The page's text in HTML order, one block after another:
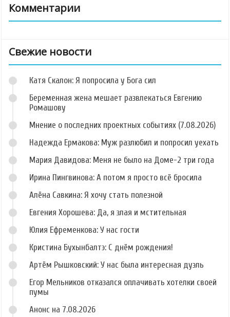
Комментарии
Свежие новости
Катя Скалон: Я попросила у Бога сил
Беременная жена мешает развлекаться Евгению
Ромашову
Мнение о последних проектных событиях (7.08.2026)
Надежда Ермакова: Муж разлюбил и попросил уехать
Мария Давидова: Меня не было на Доме-2 три года
Ирина Пингвинова: А потом я просто всё бросила
Алёна Савкина: Я хочу стать полезной
Евгения Хорошева: Да, я злая и мстительная
Юлия Ефременкова: У нас гости
Кристина Бухынбалтэ: С днём рождения!
Артём Рышковский: У нас была интересная дуэль
Егор Мельников отказался оплачивать хотелки своей
пумы
Анонс на 7.08.2026